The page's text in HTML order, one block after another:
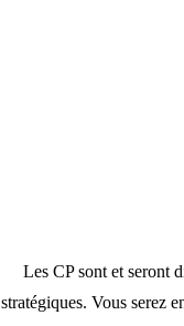
Les CP sont et seront
stratégiques. Vous serez